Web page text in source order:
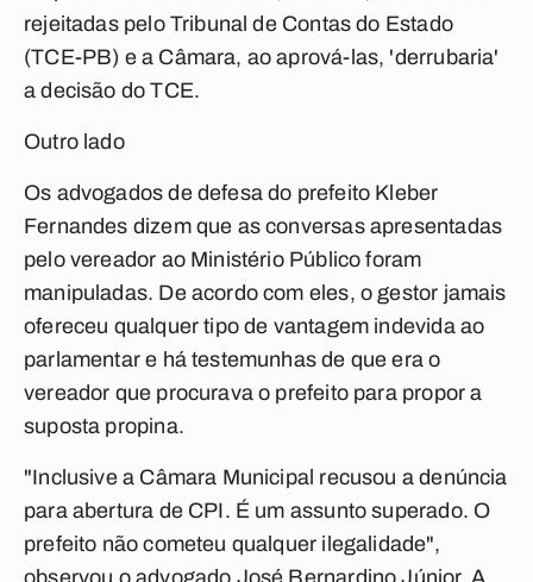
rejeitadas pelo Tribunal de Contas do Estado
(TCE-PB) e a Câmara, ao aprová-las, 'derrubaria'
a decisão do TCE.
Outro lado
Os advogados de defesa do prefeito Kleber
Fernandes dizem que as conversas apresentadas
pelo vereador ao Ministério Público foram
manipuladas. De acordo com eles, o gestor jamais
ofereceu qualquer tipo de vantagem indevida ao
parlamentar e há testemunhas de que era o
vereador que procurava o prefeito para propor a
suposta propina.
"Inclusive a Câmara Municipal recusou a denúncia
para abertura de CPI. É um assunto superado. O
prefeito não cometeu qualquer ilegalidade",
observou o advogado José Bernardino Júnior. A